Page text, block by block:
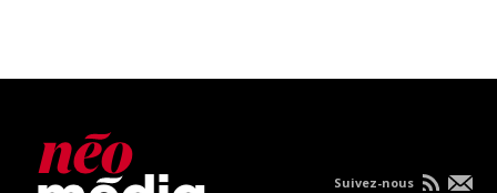
Suivez-nous